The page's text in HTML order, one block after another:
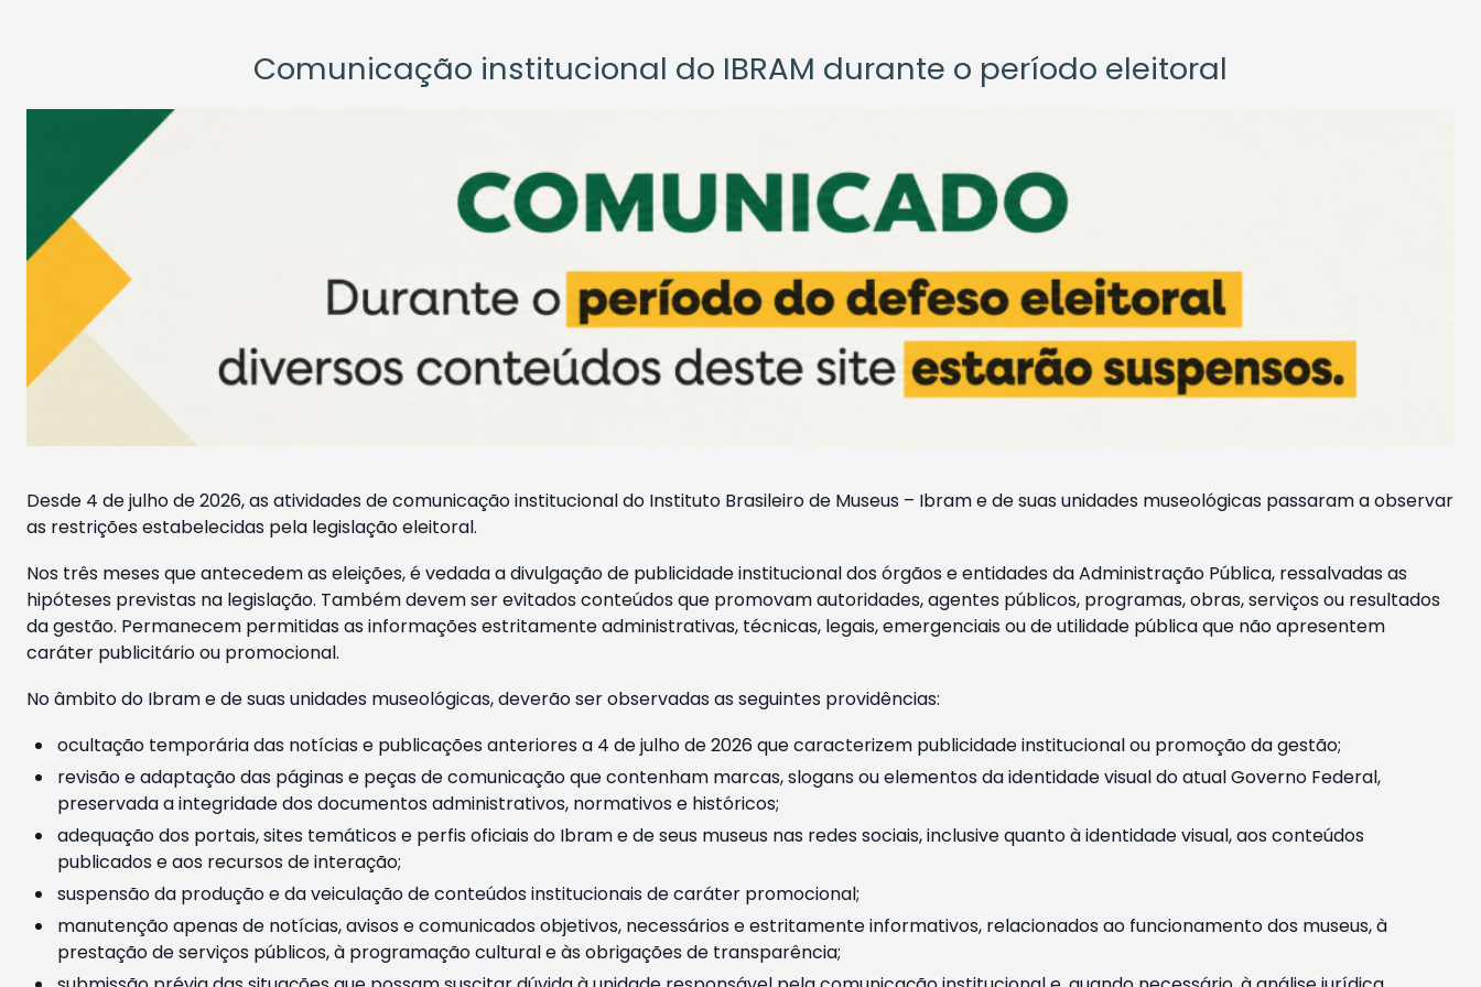
Comunicação institucional do IBRAM durante o período eleitoral
Desde 4 de julho de 2026, as atividades de comunicação institucional do Instituto Brasileiro de Museus – Ibram e de suas unidades museológicas passaram a observar
as restrições estabelecidas pela legislação eleitoral.
Nos três meses que antecedem as eleições, é vedada a divulgação de publicidade institucional dos órgãos e entidades da Administração Pública, ressalvadas as
hipóteses previstas na legislação. Também devem ser evitados conteúdos que promovam autoridades, agentes públicos, programas, obras, serviços ou resultados
da gestão. Permanecem permitidas as informações estritamente administrativas, técnicas, legais, emergenciais ou de utilidade pública que não apresentem
caráter publicitário ou promocional.
No âmbito do Ibram e de suas unidades museológicas, deverão ser observadas as seguintes providências:
ocultação temporária das notícias e publicações anteriores a 4 de julho de 2026 que caracterizem publicidade institucional ou promoção da gestão;
revisão e adaptação das páginas e peças de comunicação que contenham marcas, slogans ou elementos da identidade visual do atual Governo Federal,
preservada a integridade dos documentos administrativos, normativos e históricos;
adequação dos portais, sites temáticos e perfis oficiais do Ibram e de seus museus nas redes sociais, inclusive quanto à identidade visual, aos conteúdos
publicados e aos recursos de interação;
suspensão da produção e da veiculação de conteúdos institucionais de caráter promocional;
manutenção apenas de notícias, avisos e comunicados objetivos, necessários e estritamente informativos, relacionados ao funcionamento dos museus, à
prestação de serviços públicos, à programação cultural e às obrigações de transparência;